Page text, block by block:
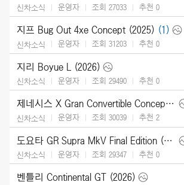
신차소식 운영자 조회 27033 추천 0
지프 Bug Out 4xe Concept (2025) (1)
신차소식 운영자 조회 31203 추천 0
지리 Boyue L (2026)
신차소식 운영자 조회 29490 추천 0
제네시스 X Gran Convertible Concept (2025)
신차소식 운영자 조회 30039 추천 2
도요타 GR Supra MkV Final Edition (2026)
신차소식 운영자 조회 29347 추천 0
벤틀리 Continental GT (2026)